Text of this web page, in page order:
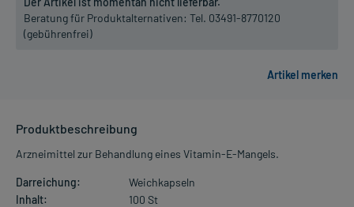
Beratung für Produktalternativen: Tel. 03491-8770120
(gebührenfrei)
Produktbeschreibung
Arzneimittel zur Behandlung eines Vitamin-E-Mangels.
Darreichung:
Weichkapseln
Inhalt:
100 St